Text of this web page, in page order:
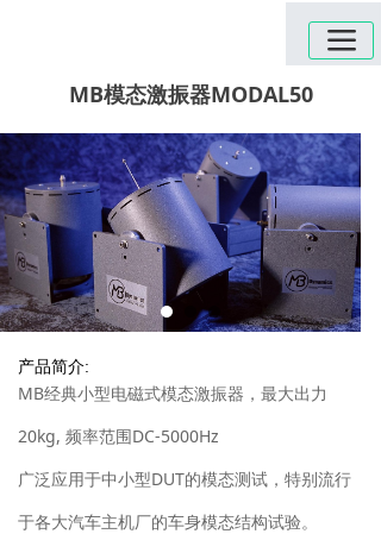
MB经典小型电磁式模态激振器，最大出力
20kg, 频率范围DC-5000Hz
广泛应用于中小型DUT的模态测试，特别流行
于各大汽车主机厂的车身模态结构试验。
MB模态激振器MODAL50
产品简介:
끀